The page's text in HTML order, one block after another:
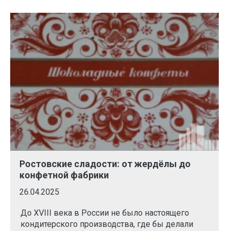
Ростовские сладости: от жердёлы до
конфетной фабрики
26.04.2025
До XVIII века в России не было настоящего
кондитерского производства, где бы делали